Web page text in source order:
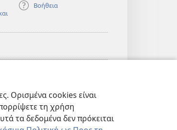
Ορισμένα cookies είναι
τη χρήση
τα δεδομένα δεν πρόκειται
Βοήθεια
παράθυρο)
Βιβλιοθήκη της
Σκοπιάς